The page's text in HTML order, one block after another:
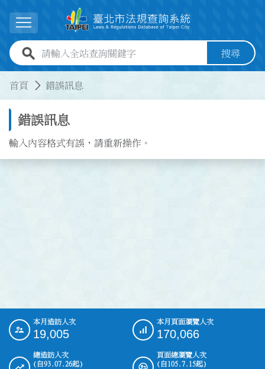
展開選單
全站查詢關鍵字欄位 搜尋
首頁 錯誤訊息
錯誤訊息
輸入內容格式有誤，請重新操作。
::: 本月造訪人次
19,005
本月頁面瀏覽人次
170,066
總造訪人次
(自93.07.26起)
頁面總瀏覽人次
(自105.7.15起)